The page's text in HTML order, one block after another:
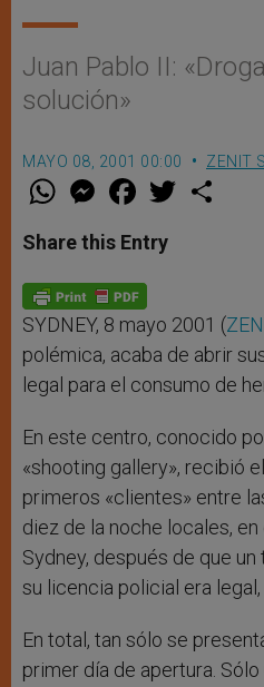
Juan Pablo II:
solución»
MAYO 08, 2001 00:00 ZENIT
W
t
s
p
p
M
e
s
e
g
e
r
F
a
e
b
o
k
w
Share this Entry
SYDNEY, 8 mayo 2001 (
polémica, acaba de abrir
legal para el consumo de
En este centro, conocido
«shooting gallery», recibió
primeros «clientes» entre
diez de la noche locales,
Sydney, después de que
su licencia policial era legal,
En total, tan sólo se
primer día de apertura.